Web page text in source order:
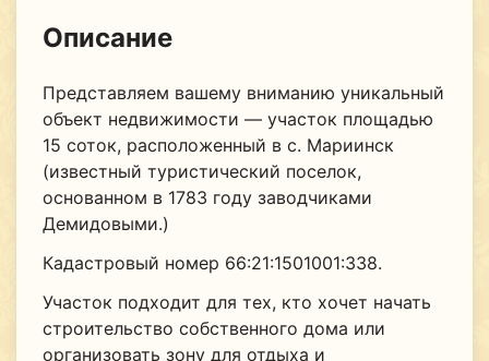
Описание
Представляем вашему вниманию уникальный
объект недвижимости — участок площадью
15 соток, расположенный в с. Мариинск
(известный туристический поселок,
основанном в 1783 году заводчиками
Демидовыми.)
Кадастровый номер 66:21:1501001:338.
Участок подходит для тех, кто хочет начать
строительство собственного дома или
организовать зону для отдыха и